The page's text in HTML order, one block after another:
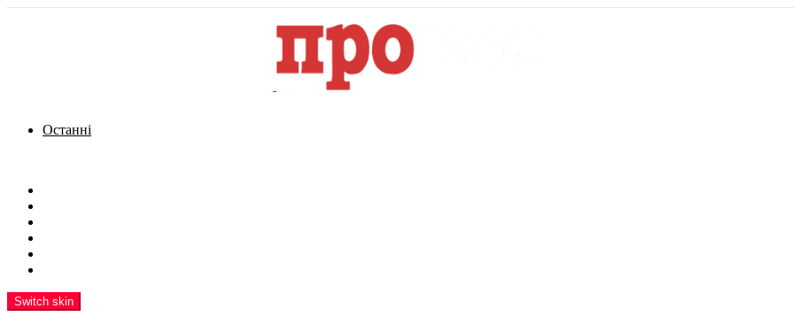
Останні
Switch skin